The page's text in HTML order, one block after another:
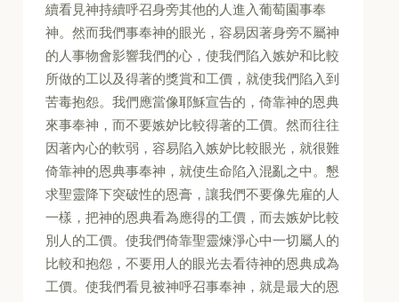
續看見神持續呼召身旁其他的人進入葡萄園事奉
神。然而我們事奉神的眼光，容易因著身旁不屬神
的人事物會影響我們的心，使我們陷入嫉妒和比較
所做的工以及得著的獎賞和工價，就使我們陷入到
苦毒抱怨。我們應當像耶穌宣告的，倚靠神的恩典
來事奉神，而不要嫉妒比較得著的工價。然而往往
因著內心的軟弱，容易陷入嫉妒比較眼光，就很難
倚靠神的恩典事奉神，就使生命陷入混亂之中。懇
求聖靈降下突破性的恩膏，讓我們不要像先雇的人
一樣，把神的恩典看為應得的工價，而去嫉妒比較
別人的工價。使我們倚靠聖靈煉淨心中一切屬人的
比較和抱怨，不要用人的眼光去看待神的恩典成為
工價。使我們看見被神呼召事奉神，就是最大的恩